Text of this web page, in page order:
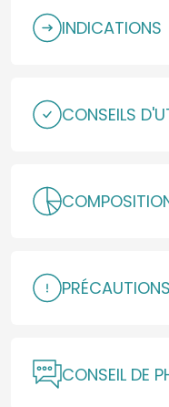
INDICATIONS
CONSEILS
CONSEIL DE